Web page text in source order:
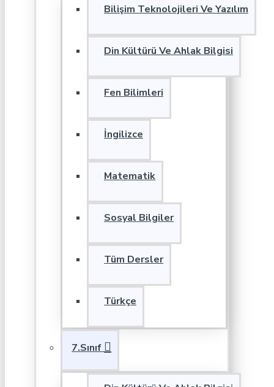
Bilişim Teknolojileri Ve Yazılım
Din Kültürü Ve Ahlak Bilgisi
Fen Bilimleri
İngilizce
Matematik
Sosyal Bilgiler
Tüm Dersler
Türkçe
7.Sınıf